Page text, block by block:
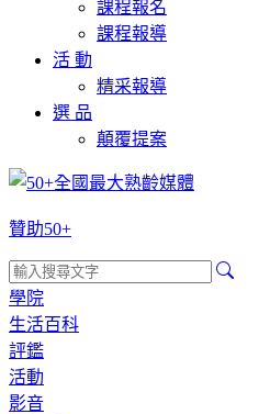
課程報名
課程報導
活 動
精采報導
選 品
顛覆提案
贊助50+
學院
生活百科
評鑑
活動
影音